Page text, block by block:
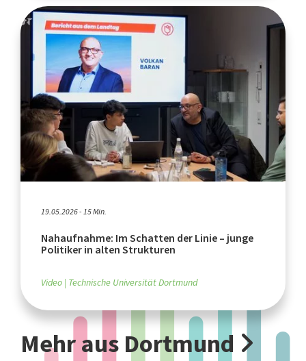
19.05.2026 - 15 Min.
Nahaufnahme: Im Schatten der Linie – junge
Politiker in alten Strukturen
Video Technische Universität Dortmund
Mehr aus Dortmund